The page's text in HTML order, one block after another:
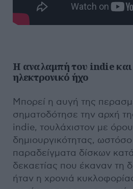
Η αναλαμπή του indie και
ηλεκτρονικό ήχο
Μπορεί η αυγή της
σηματοδότησε την αρχή
indie, τουλάχιστον με
δημιουργικότητας,
παραδείγματα δίσκων
δεκαετίας που έκαναν τη
ήταν η χρονιά